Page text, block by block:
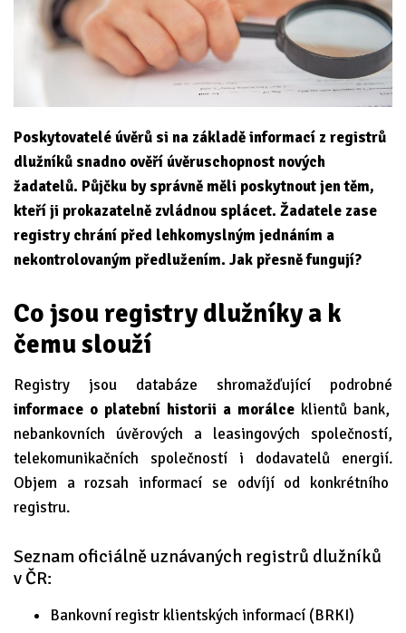
Poskytovatelé úvěrů si na základě informací z registrů
dlužníků snadno ověří úvěruschopnost nových
žadatelů. Půjčku by správně měli poskytnout jen těm,
kteří ji prokazatelně zvládnou splácet. Žadatele zase
registry chrání před lehkomyslným jednáním a
nekontrolovaným předlužením. Jak přesně fungují?
Co jsou registry dlužníky a k
čemu slouží
Registry jsou databáze shromažďující podrobné
informace o platební historii a morálce klientů bank,
nebankovních úvěrových a leasingových společností,
telekomunikačních společností i dodavatelů energií.
Objem a rozsah informací se odvíjí od konkrétního
registru.
Seznam oficiálně uznávaných registrů dlužníků
v ČR:
Bankovní registr klientských informací (BRKI)